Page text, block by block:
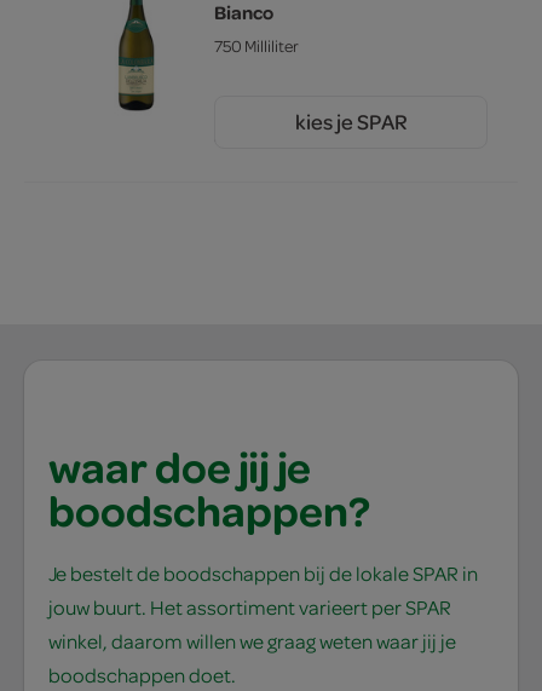
Bianco
750 Milliliter
kies je SPAR
waar doe jij je
boodschappen?
Je bestelt de boodschappen bij de lokale SPAR in
jouw buurt. Het assortiment varieert per SPAR
winkel, daarom willen we graag weten waar jij je
boodschappen doet.